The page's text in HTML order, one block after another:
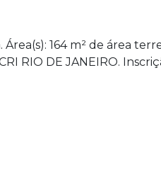
164 m² de área
RIO DE JANEIRO.